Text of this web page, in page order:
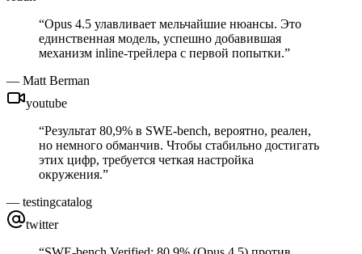
“Opus 4.5 улавливает мельчайшие нюансы. Это
единственная модель, успешно добавившая
механизм inline-трейлера с первой попытки.”
— Matt Berman
youtube
“Результат 80,9% в SWE-bench, вероятно, реален,
но немного обманчив. Чтобы стабильно достигать
этих цифр, требуется четкая настройка
окружения.”
— testingcatalog
twitter